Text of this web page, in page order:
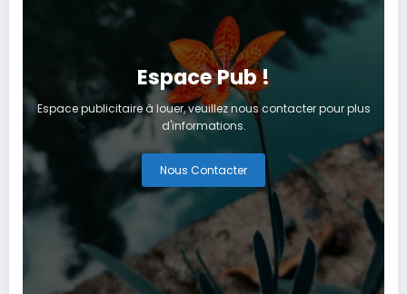
Espace Pub !
Espace publicitaire à louer, veuillez nous contacter pour plus
d'informations.
Nous Contacter